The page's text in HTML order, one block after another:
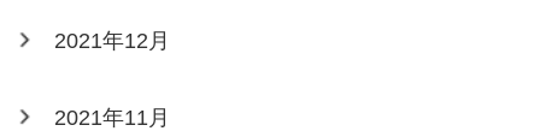
2021年12月
2021年11月